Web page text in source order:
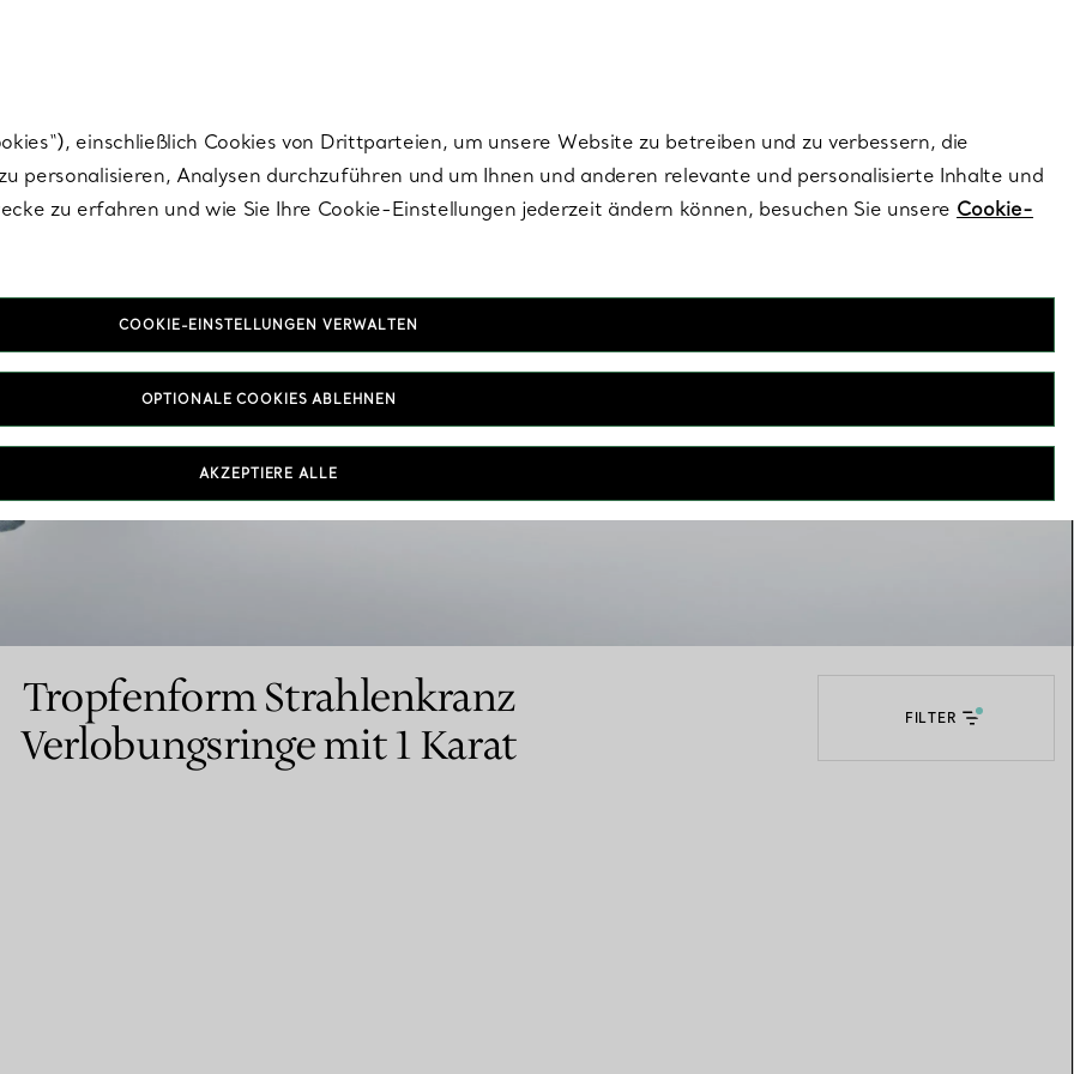
Tiffany-Diamantenexperten.
1-karätige Diamantringe
Tropfenform Strahlenkranz
Verlobungsringe mit 1 Karat
FILTER
einschließlich Cookies von Drittparteien, um unsere Website zu betreiben und zu verbessern, die
personalisieren, Analysen durchzuführen und um Ihnen und anderen relevante und personalisierte Inhalte und
zu erfahren und wie Sie Ihre Cookie-Einstellungen jederzeit ändern können, besuchen Sie unsere Cookie-
COOKIE-EINSTELLUNGEN VERWALTEN
OPTIONALE COOKIES ABLEHNEN
AKZEPTIERE ALLE